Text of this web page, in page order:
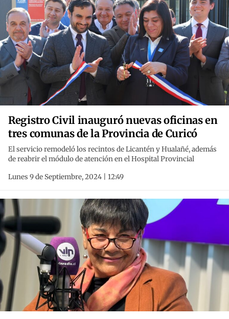
Registro Civil inauguró nuevas oficinas en
tres comunas de la Provincia de Curicó
El servicio remodeló los recintos de Licantén y Hualañé, además
de reabrir el módulo de atención en el Hospital Provincial
Lunes 9 de Septiembre, 2024 | 12:49